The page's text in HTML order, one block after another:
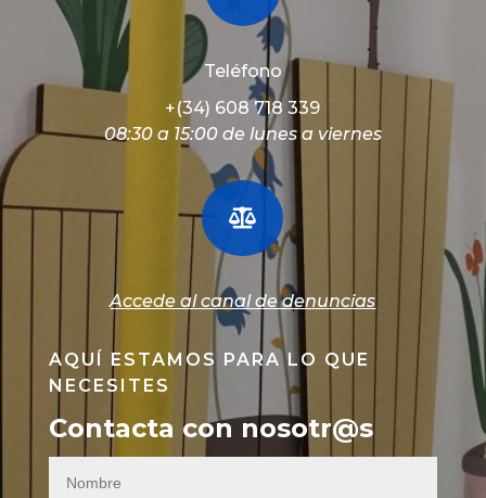
Teléfono
+(34) 608 718 339
08:30 a 15:00 de lunes a viernes

Accede al canal de denuncias
AQUÍ ESTAMOS PARA LO QUE
NECESITES
Contacta con nosotr@s